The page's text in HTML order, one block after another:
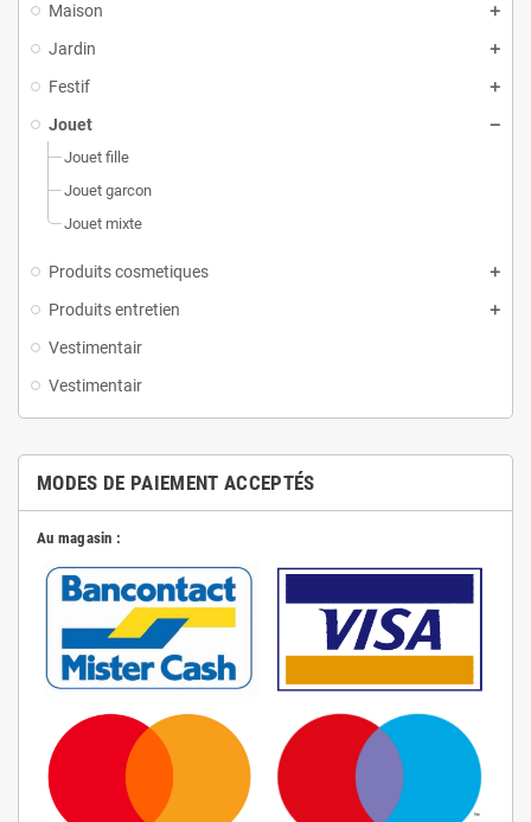
Maison
Jardin
Festif
Jouet
Jouet fille
Jouet garcon
Jouet mixte
Produits cosmetiques
Produits entretien
Vestimentair
Vestimentair
MODES DE PAIEMENT ACCEPTÉS
Au magasin :